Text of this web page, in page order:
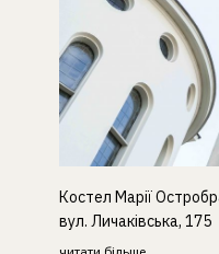
Костел Марії
вул. Личаківська, 175